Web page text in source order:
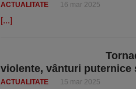
ACTUALITATE 16 mar 2025
[...]
violente, vânturi puternice
ACTUALITATE 15 mar 2025